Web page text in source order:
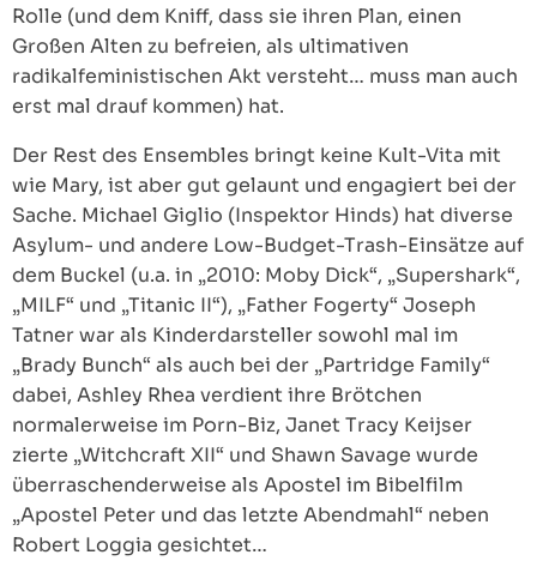
Rolle (und dem Kniff, dass sie ihren Plan, einen
Großen Alten zu befreien, als ultimativen
radikalfeministischen Akt versteht… muss man auch
erst mal drauf kommen) hat.
Der Rest des Ensembles bringt keine Kult-Vita mit
wie Mary, ist aber gut gelaunt und engagiert bei der
Sache. Michael Giglio (Inspektor Hinds) hat diverse
Asylum- und andere Low-Budget-Trash-Einsätze auf
dem Buckel (u.a. in „2010: Moby Dick“, „Supershark“,
„MILF“ und „Titanic II“), „Father Fogerty“ Joseph
Tatner war als Kinderdarsteller sowohl mal im
„Brady Bunch“ als auch bei der „Partridge Family“
dabei, Ashley Rhea verdient ihre Brötchen
normalerweise im Porn-Biz, Janet Tracy Keijser
zierte „Witchcraft XII“ und Shawn Savage wurde
überraschenderweise als Apostel im Bibelfilm
„Apostel Peter und das letzte Abendmahl“ neben
Robert Loggia gesichtet…